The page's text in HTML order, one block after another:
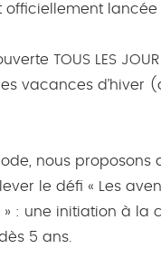
officiellement lancée
TOUS LES
vacances d’hiver
nous proposons
le défi « Les
: une initiation à la
5 ans.